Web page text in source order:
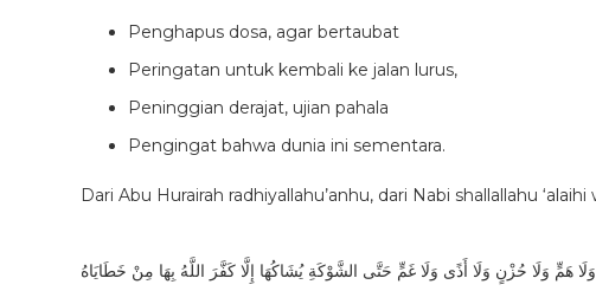
Penghapus dosa, agar bertaubat
Peringatan untuk kembali ke jalan lurus,
Peninggian derajat, ujian pahala
Pengingat bahwa dunia ini sementara.
Dari Abu Hurairah radhiyallahu’anhu, dari Nabi shallallahu
وَلَا حُزْنٍ وَلَا أَذًى وَلَا غَمٍّ حَتَّى الشَّوْكَةِ يُشَاكُهَا إِلَّا كَفَّرَ اللَّهُ بِهَا مِنْ خَطَايَاهُ